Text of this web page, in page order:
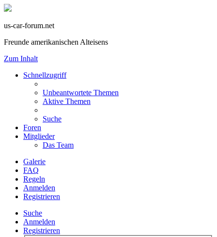
us-car-forum.net
Freunde amerikanischen Alteisens
Zum Inhalt
Schnellzugriff
Unbeantwortete Themen
Aktive Themen
Suche
Foren
Mitglieder
Das Team
Galerie
FAQ
Regeln
Anmelden
Registrieren
Suche
Anmelden
Registrieren